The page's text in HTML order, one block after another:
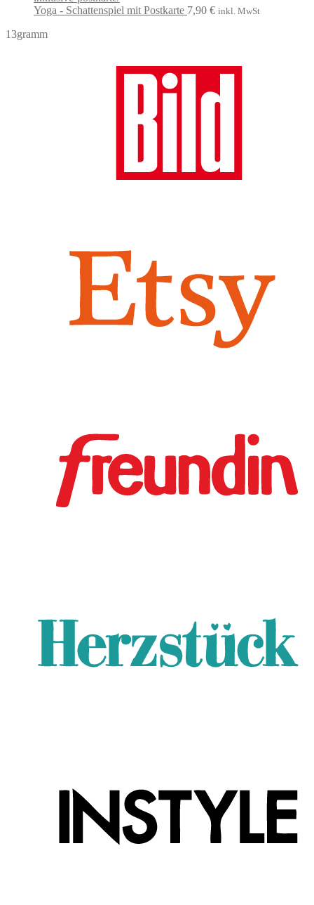
Yoga - Schattenspiel mit Postkarte 7,90 € inkl. MwSt
13gramm